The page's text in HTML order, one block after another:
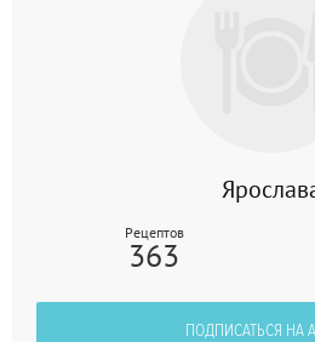
Рецептов
363
ПОДПИСАТЬСЯ НА